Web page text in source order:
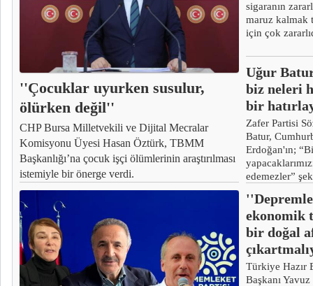
''Çocuklar uyurken susulur,
ölürken değil''
CHP Bursa Milletvekili ve Dijital Mecralar
Komisyonu Üyesi Hasan Öztürk, TBMM
Başkanlığı’na çocuk işçi ölümlerinin araştırılması
istemiyle bir önerge verdi.
sigaranın
maruz kalmak
için çok
Uğur
biz neleri
bir
Zafer Partisi
Batur,
Erdoğan'ın;
edemezler”
ekonomik
bir doğal
Türkiye Hazır
Başkanı